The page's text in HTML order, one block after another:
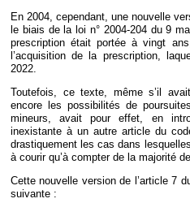
En 2004, cependant, une nouvelle
le biais de la loi n° 2004-204 du 9
prescription était portée à vingt
l’acquisition de la prescription,
2022.
Toutefois, ce texte, même s’il
encore les possibilités de
mineurs, avait pour effet, en
inexistante à un autre article du
drastiquement les cas dans
à courir qu’à compter de la majorité
Cette nouvelle version de l’article 7
suivante :